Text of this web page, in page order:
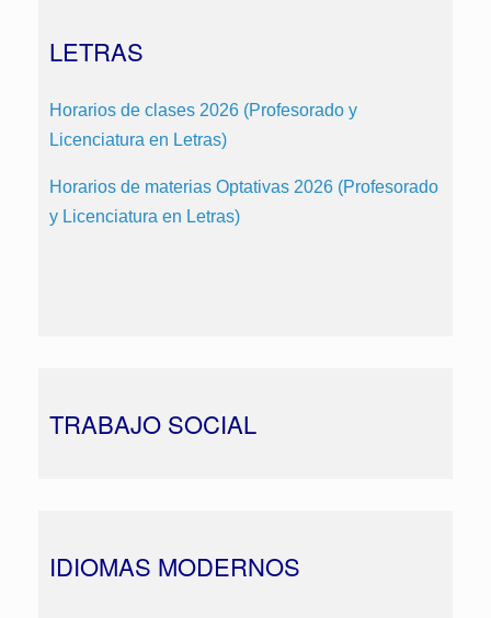
LETRAS
Horarios de clases 2026 (Profesorado y
Licenciatura en Letras)
Horarios de materias Optativas 2026 (Profesorado
y Licenciatura en Letras)
TRABAJO SOCIAL
IDIOMAS MODERNOS